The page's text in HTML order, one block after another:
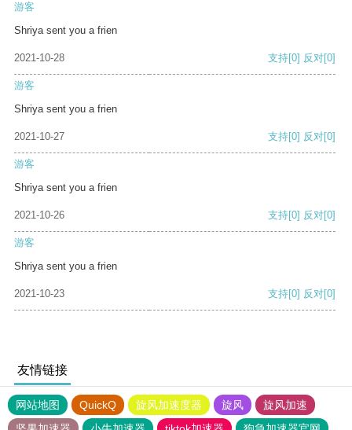
游客
Shriya sent you a frien
2021-10-28 支持[0] 反对[0]
游客
Shriya sent you a frien
2021-10-27 支持[0] 反对[0]
游客
Shriya sent you a frien
2021-10-26 支持[0] 反对[0]
游客
Shriya sent you a frien
2021-10-23 支持[0] 反对[0]
友情链接
网站地图 QuickQ 旋风加速度器 旋风
旋风加速